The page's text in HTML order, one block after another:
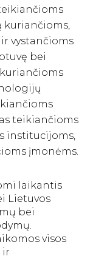
kuriančioms,
vystančioms
bei
teikiančioms
institucijoms,
įmonėms.
laikantis
Lietuvos
bei
visos
ir